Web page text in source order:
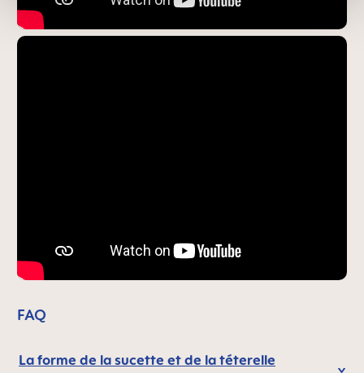
FAQ
La forme de la sucette et de la téterelle